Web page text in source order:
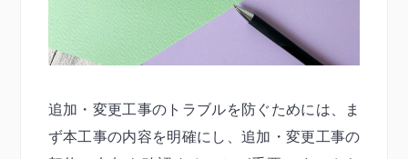
追加・変更工事のトラブルを防ぐためには、ま
ず本工事の内容を明確にし、追加・変更工事の